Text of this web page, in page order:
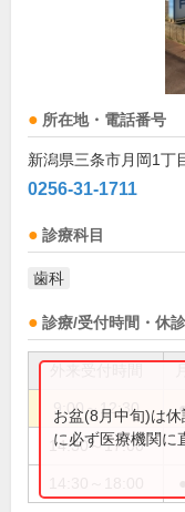
所在地・電話番号
新潟県三条市月岡1丁
0256-31-1711
診療科目
歯科
診療/受付時間・休
9:00～12:30
14:30～17:00
お盆(8月中旬)は
に必ず医療機関に